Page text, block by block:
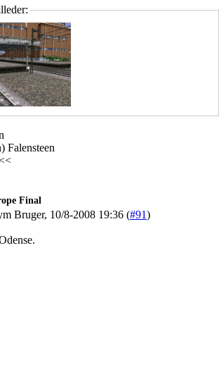
Falensteen
Final
Bruger, 10/8-2008 19:36 (#91)